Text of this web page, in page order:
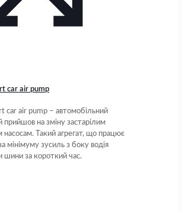
car air pump
car air pump – автомобільний
прийшов на зміну застарілим
Такий агрегат, що працює
мінімуму зусиль з боку водія
шини за короткий час.